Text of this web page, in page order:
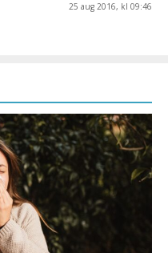
25 aug 2016, kl 09:46